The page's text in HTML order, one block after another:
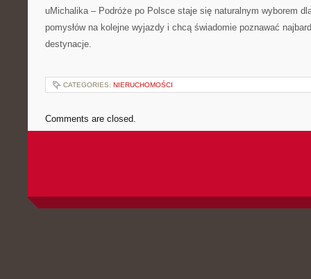
uMichalika – Podróże po Polsce staje się naturalnym wyborem
pomysłów na kolejne wyjazdy i chcą świadomie poznawać
destynacje.
CATEGORIES: NIERUCHOMOŚCI
Comments are closed.